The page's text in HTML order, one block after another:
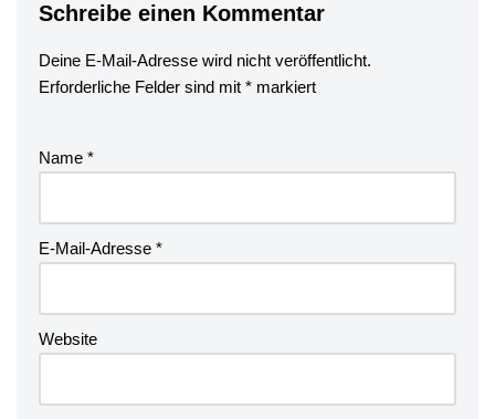
Schreibe einen Kommentar
Deine E-Mail-Adresse wird nicht veröffentlicht.
Erforderliche Felder sind mit * markiert
Name *
E-Mail-Adresse *
Website